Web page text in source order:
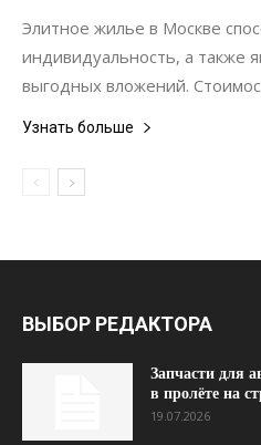
Элитное жилье в Москве
индивидуальность, а также
выгодных вложений.
Узнать больше
ВЫБОР РЕДАКТОРА
Запчасти для
в пролёте на
19.07.2026